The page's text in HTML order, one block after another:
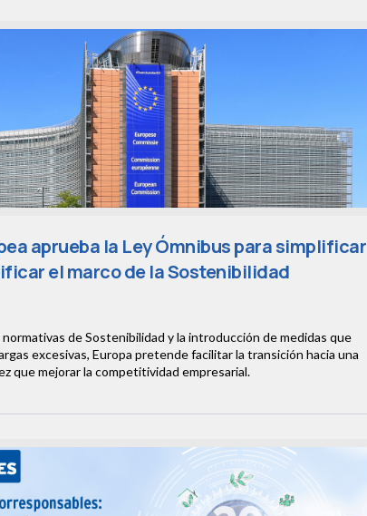
aprueba la Ley Ómnibus para simplificar
el marco de la Sostenibilidad
de Sostenibilidad y la introducción de medidas que
excesivas, Europa pretende facilitar la transición hacia una
que mejorar la competitividad empresarial.